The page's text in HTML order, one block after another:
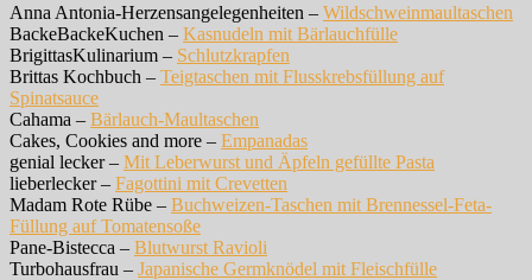
Anna Antonia-Herzensangelegenheiten – Wildschweinmaultaschen
BackeBackeKuchen – Kasnudeln mit Bärlauchfülle
BrigittasKulinarium – Schlutzkrapfen
Brittas Kochbuch – Teigtaschen mit Flusskrebsfüllung auf
Spinatsauce
Cahama – Bärlauch-Maultaschen
Cakes, Cookies and more – Empanadas
genial lecker – Mit Leberwurst und Äpfeln gefüllte Pasta
lieberlecker – Fagottini mit Crevetten
Madam Rote Rübe – Buchweizen-Taschen mit Brennessel-Feta-
Füllung auf Tomatensoße
Pane-Bistecca – Blutwurst Ravioli
Turbohausfrau – Japanische Germknödel mit Fleischfülle